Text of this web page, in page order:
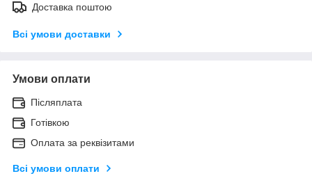
Доставка поштою
Всі умови доставки
Умови оплати
Післяплата
Готівкою
Оплата за реквізитами
Всі умови оплати